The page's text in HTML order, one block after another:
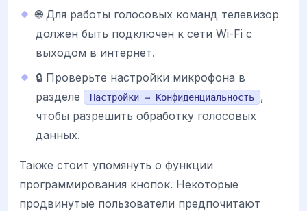
🌐 Для работы голосовых команд телевизор
должен быть подключен к сети Wi-Fi с
выходом в интернет.
🔒 Проверьте настройки микрофона в
разделе
Настройки → Конфиденциальность
,
чтобы разрешить обработку голосовых
данных.
Также стоит упомянуть о функции
программирования кнопок. Некоторые
продвинутые пользователи предпочитают